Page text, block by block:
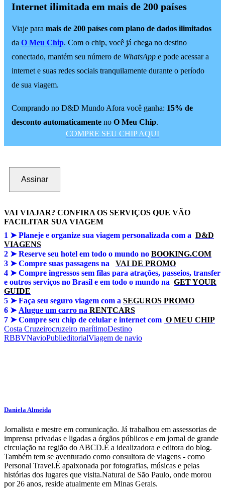
Internet ilimitada em mais de 200 países
Viaje para mais de 200 países com plano de dados ilimitados
da O Meu Chip. Com o chip, você já chega no destino
conectado, mantém seu número de WhatsApp e pode acessar a
internet e suas redes sociais tranquilamente durante o período
de sua viagem.
Comprando no D&D Mundo Afora você ganha: 15% de
desconto automaticamente no O Meu Chip.
COMPRE SEU CHIP AQUI
Assinar
VAI VIAJAR? CONFIRA OS SERVIÇOS QUE VÃO
FACILITAR SUA VIAGEM
1 ➤Planeje e organize sua viagem personalizada com a D&D
VIAGENS
2 ➤ Reserve seu hotel em todo o mundo no BOOKING.COM
3 ➤Compre suas passagens na
VAI DE PROMO
4 ➤Compre ingressos sem filas para atrações, passeios, transfer
e outros serviços no Brasil e em todo o mundo na GET YOUR
GUIDE
5 ➤Faça seu seguro viagem com a SEGUROS PROMO
6 ➤ Alugue um carro na RENTCARS
7 ➤Compre seu chip de celular e internet com O MEU CHIP
Costa Cruzeirocruzeiro marítimoDestino
RBBVNavioPublieditorialViagem de navio
Daniela Almeida
Jornalista e mestre em comunicação. Já trabalhou em assessorias de
imprensa privadas e ligadas a órgãos públicos e em jornal de grande
circulação na região do ABCD.É a idealizadora e editora do blog.
Também tem se aventurado como consultora de viagens - como
Personal Travel.É apaixonada por fotografias, músicas e pelas
histórias dos lugares que visita.Natural de São Paulo, onde morou
por 26 anos, reside atualmente em Minas Gerais.